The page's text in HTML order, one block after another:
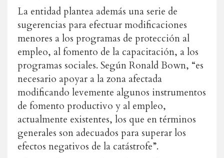
La entidad plantea además una serie de
sugerencias para efectuar modificaciones
menores a los programas de protección al
empleo, al fomento de la capacitación, a los
programas sociales. Según Ronald Bown, “es
necesario apoyar a la zona afectada
modificando levemente algunos instrumentos
de fomento productivo y al empleo,
actualmente existentes, los que en términos
generales son adecuados para superar los
efectos negativos de la catástrofe”.